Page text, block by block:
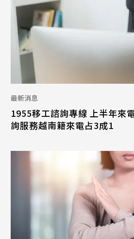
最新消息
1955移工諮詢專線 上半年來
詢服務越南籍來電占3成1